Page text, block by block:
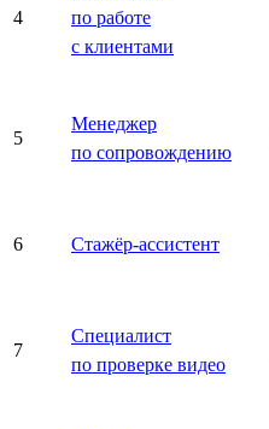
4
по работе
с клиентами
5
Менеджер
по сопровождению
6 Стажёр-ассистент
7
Специалист
по проверке видео